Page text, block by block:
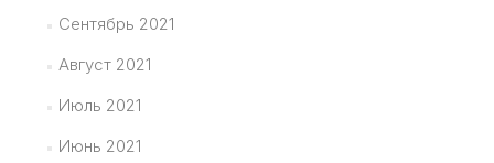
Сентябрь 2021
Август 2021
Июль 2021
Июнь 2021